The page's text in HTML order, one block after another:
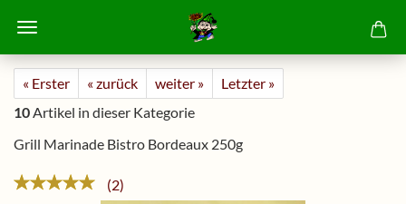
« Erster « zurück weiter »
Letzter »
10Artikel in dieser Kategorie
Grill Marinade Bistro Bordeaux 250g
2